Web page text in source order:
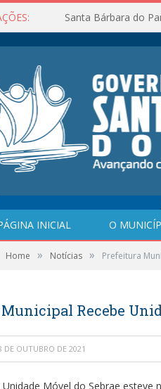
Santa Bárbara do
INICIAL O
Home » Notícias » Prefeitura
Recebe
DE OUTUBRO DE 2021
Móvel do Sebrae